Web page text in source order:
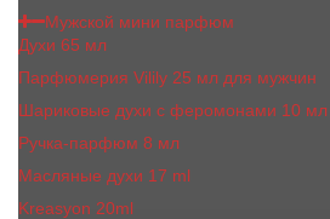
Мужской мини парфюм
Духи 65 мл
Парфюмерия Vilily 25 мл для мужчин
Шариковые духи с феромонами 10 мл
Ручка-парфюм 8 мл
Масляные духи 17 ml
Kreasyon 20ml